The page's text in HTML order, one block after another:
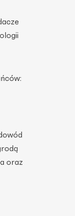
oraz